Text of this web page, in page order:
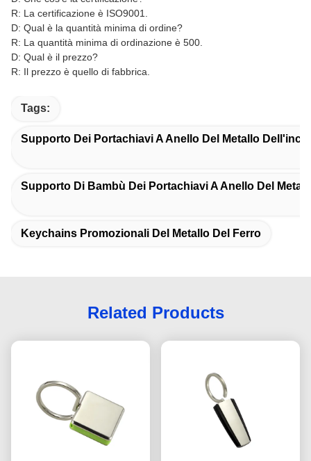
R: La certificazione è ISO9001.
D: Qual è la quantità minima di ordine?
R: La quantità minima di ordinazione è 500.
D: Qual è il prezzo?
R: Il prezzo è quello di fabbrica.
Tags:
Supporto Dei Portachiavi A Anello Del Metallo
Supporto Di Bambù Dei Portachiavi A Anello Del
Keychains Promozionali Del Metallo Del Ferro
Related Products